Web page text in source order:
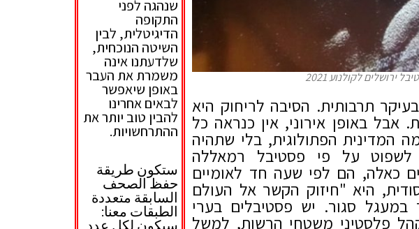
ירושלים לקולנוע 2021
תרבותית. הסיבה לריחוק היא
אבל באופן אירוני, אין כנראה כל
המדינית הפתולוגית, בלי שתהיה
לשפוט על פי פסטיבל רמאללה
כאלה, הם לפי שעה חד לאומיים
היא "חיזוק הקשר אל העולם
במעגל סגור. יש פסטיבלים בערי
פלסטיני משטחי הרשות, למשל
שנהגה לפני
התקופה
הדיגיטלית, לבין
השיטה הנוכחית,
שלדעתנו אינה
משמרת את העבר
באופן שיאפשר
לבאים אחרינו
להבין טוב יותר את
ההתרחשויות.
ستكون طريقة
حفظ الصحف
السابقة متعددة
الطبقات معنا:
سيكون لكل عدد